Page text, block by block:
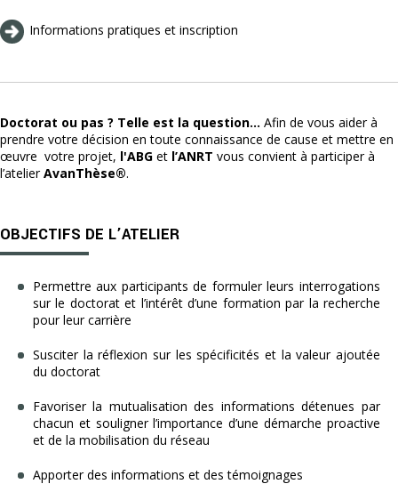
Informations pratiques et inscription
Doctorat ou pas ? Telle est la question… Afin de vous aider à
prendre votre décision en toute connaissance de cause et mettre en
œuvre votre projet, l'ABG et l’ANRT vous convient à participer à
l’atelierAvanThèse®.
OBJECTIFS DE L’ATELIER
Permettre aux participants de formuler leurs interrogations
sur le doctorat et l’intérêt d’une formation par la recherche
pour leur carrière
Susciter la réflexion sur les spécificités et la valeur ajoutée
du doctorat
Favoriser la mutualisation des informations détenues par
chacun et souligner l’importance d’une démarche proactive
et de la mobilisation du réseau
Apporter des informations et des témoignages